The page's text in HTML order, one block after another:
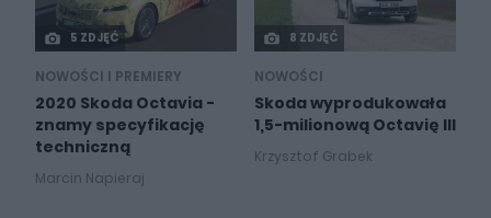
5 ZDJĘĆ
NOWOŚCI I PREMIERY
2020 Skoda Octavia -
znamy specyfikację
techniczną
Marcin Napieraj
8 ZDJĘĆ
NOWOŚCI
Skoda wyprodukowała
1,5-milionową Octavię III
Krzysztof Grabek